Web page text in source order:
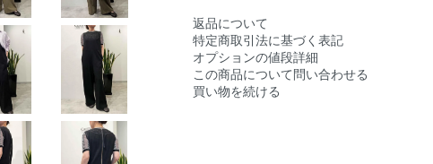
返品について
特定商取引法に基づく表記
オプションの値段詳細
この商品について問い合わせる
買い物を続ける